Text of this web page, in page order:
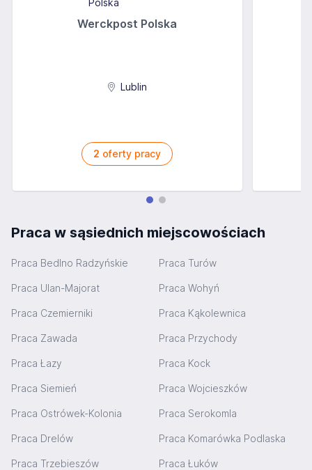
Werckpost Polska
Lublin
2 oferty pracy
Praca w sąsiednich miejscowościach
Praca Bedlno Radzyńskie Praca Turów
Praca Ulan-Majorat Praca Wohyń
Praca Czemierniki Praca Kąkolewnica
Praca Zawada Praca Przychody
Praca Łazy Praca Kock
Praca Siemień Praca Wojcieszków
Praca Ostrówek-Kolonia Praca Serokomla
Praca Drelów Praca Komarówka Podlaska
Praca Trzebieszów Praca Łuków